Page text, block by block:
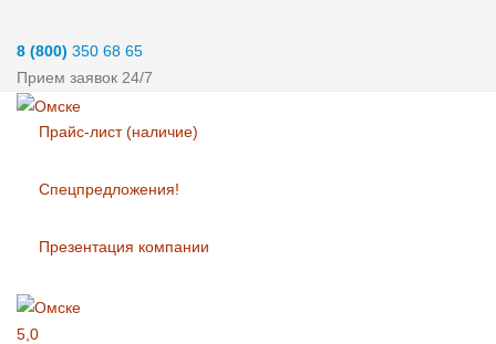
8 (800) 350 68 65
Прием заявок 24/7
Прайс-лист (наличие)
Спецпредложения!
Презентация компании
5,0